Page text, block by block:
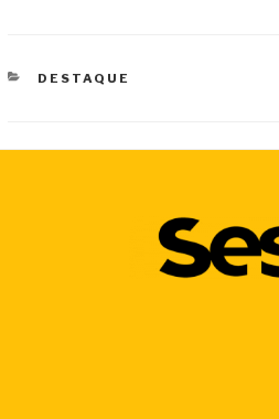
CATEGORIAS
DESTAQUE